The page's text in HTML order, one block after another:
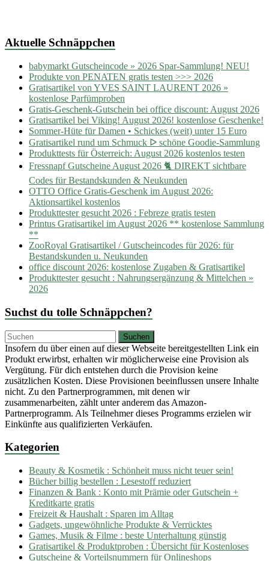
Aktuelle Schnäppchen
babymarkt Gutscheincode » 2026 Spar-Sammlung! NEU!
Produkte von PENATEN gratis testen >>> 2026
Gratisartikel von YVES SAINT LAURENT 2026 »
kostenlose Parfümproben
Gratis-Geschenk-Gutschein bei office discount: August 2026
Gratisartikel bei Viking! August 2026! kostenlose Geschenke!
Sommer-Hüte für Damen • Schickes (weit) unter 15 Euro
Gratisartikel rund um Schmuck ᐅ schöne Goodie-Sammlung
Produkttests für Österreich: August 2026 kostenlos testen
Fressnapf Gutscheine August 2026 🐈 DIREKT sichtbare
Codes für Bestandskunden & Neukunden
OTTO Office Gratis-Geschenk im August 2026:
Aktionsartikel kostenlos
Produkttester gesucht 2026 : Febreze gratis testen
Printus Gratisartikel im August 2026 ** kostenlose Sammlung
**
ZooRoyal Gratisartikel / Gutscheincodes für 2026: für
Bestandskunden u. Neukunden
office discount 2026: kostenlose Zugaben & Gratisartikel
Produkttester gesucht : Nahrungsergänzung & Mittelchen »
2026
Suchst du tolle Schnäppchen?
Insofern du über einen auf dieser Webseite bereitgestellten Link ein
Produkt erwirbst, erhalten wir möglicherweise eine Provision als
Vergütung. Für dich entstehen durch die Provision keine
zusätzlichen Kosten. Diese Provisionen beeinflussen unsere Inhalte
nicht. Zu den Partnerprogrammen, mit denen wir
zusammenarbeiten, zählt unter anderem das Amazon-
Partnerprogramm. Als Teilnehmer dieses Programms erzielen wir
Einkünfte aus qualifizierten Verkäufen.
Kategorien
Beauty & Kosmetik : Schönheit muss nicht teuer sein!
Bücher billig bestellen : Lesestoff reduziert
Finanzen & Bank : Konto mit Prämie oder Gutschein +
Kreditkarte gratis
Freizeit & Haushalt : Sparen im Alltag
Gadgets, ungewöhnliche Produkte & Verrücktes
Games, Musik & Filme : beste Unterhaltung günstig
Gratisartikel & Produktproben : Übersicht für Kostenloses
Gutscheine & Vorteilsnummern für Onlineshops